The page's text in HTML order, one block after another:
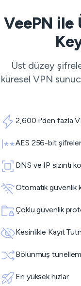
VeePN
Üst düzey
küresel VPN
2,600+'den fazla
AES 256-bit
DNS ve IP sızıntı
Otomatik güvenlik
Çoklu güvenlik
Kesinlikle Kayıt
Bölünmüş
En yüksek hızlar